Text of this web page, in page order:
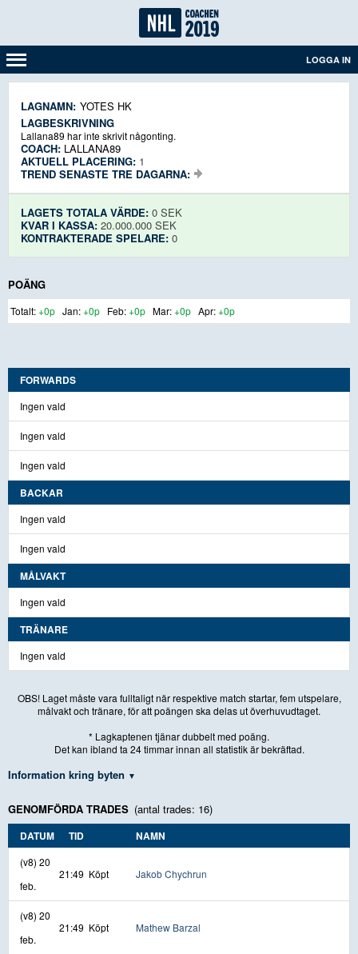
LOGGA IN
LAGNAMN: YOTES HK
LAGBESKRIVNING
Lallana89 har inte skrivit någonting.
COACH: LALLANA89
AKTUELL PLACERING: 1
TREND SENASTE TRE DAGARNA:
LAGETS TOTALA VÄRDE: 0 SEK
KVAR I KASSA: 20.000.000 SEK
KONTRAKTERADE SPELARE: 0
POÄNG
+0p +0p +0p +0p +0p
FORWARDS
Ingen vald
Ingen vald
Ingen vald
BACKAR
Ingen vald
Ingen vald
MÅLVAKT
Ingen vald
TRÄNARE
Ingen vald
OBS! Laget måste vara fulltaligt när respektive match startar, fem utspelare,
målvakt och tränare, för att poängen ska delas ut överhuvudtaget.
* Lagkaptenen tjänar dubbelt med poäng.
Det kan ibland ta 24 timmar innan all statistik är bekräftad.
Information kring byten
GENOMFÖRDA TRADES (antal trades: 16)
DATUM TID NAMN
(v8) 20
feb.
21:49 Köpt Jakob Chychrun
(v8) 20
feb.
21:49 Köpt Mathew Barzal